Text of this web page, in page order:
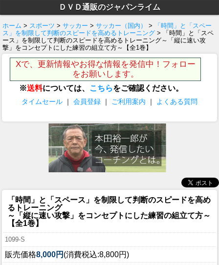
ＤＶＤ通販のジャパンライム
ホーム > スポーツ > サッカー > サッカー（国内） >
「時間」と「スペー
ス」を制限して判断のスピードを高めるトレーニング > 「時間」と「スペ
ース」を制限して判断のスピードを高めるトレーニング～「縦に速い攻
撃」をコンセプトにした練習の組立て方～【全1巻】
Xで、更新情報やお得な情報を発信中！フォロー
をお願いします。
※送料については、 こちらをご確認ください。
タイムセール ｜ 会員登録 ｜ ご利用案内 ｜ よくある質問
「時間」と「スペース」を制限して判断のスピードを高め
るトレーニング
～「縦に速い攻撃」をコンセプトにした練習の組立て方～
【全1巻】
1099-S
販売価格8,000円 (消費税込:8,800円)